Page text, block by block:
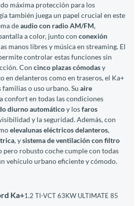
máxima protección para los
también juega un papel crucial en este
deaudio con radio AM/FM,
a color, junto con conexión
manos libres y música en streaming. El
controlar estas funciones sin
Con cinco plazas cómodasy
en delanteros como en traseros, el Ka+
familias o uso urbano. Su aire
confort en todas las condiciones
diurno automáticoy losfaros
y la seguridad. Además, con
elevalunas eléctricos delanteros,
, ysistema de ventilación con filtro
pero robusto coche cumple con todas
vehículo urbano eficiente y cómodo.
Ka+1.2 TI-VCT 63KW ULTIMATE 85